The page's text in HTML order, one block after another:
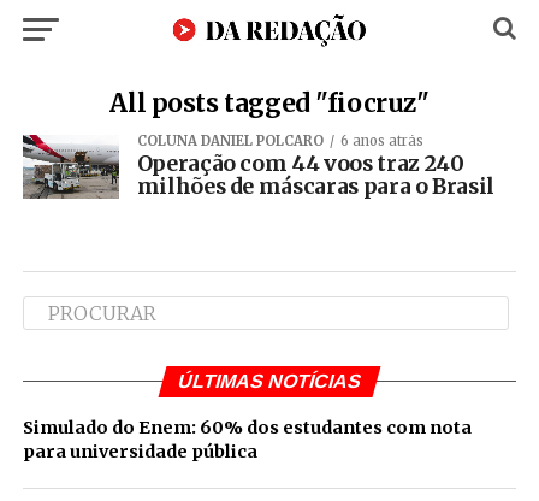
All posts tagged "fiocruz"
COLUNA DANIEL POLCARO 6 anos atrás
Operação com 44 voos traz 240
milhões de máscaras para o Brasil
ÚLTIMAS NOTÍCIAS
Simulado do Enem: 60% dos estudantes com nota
para universidade pública